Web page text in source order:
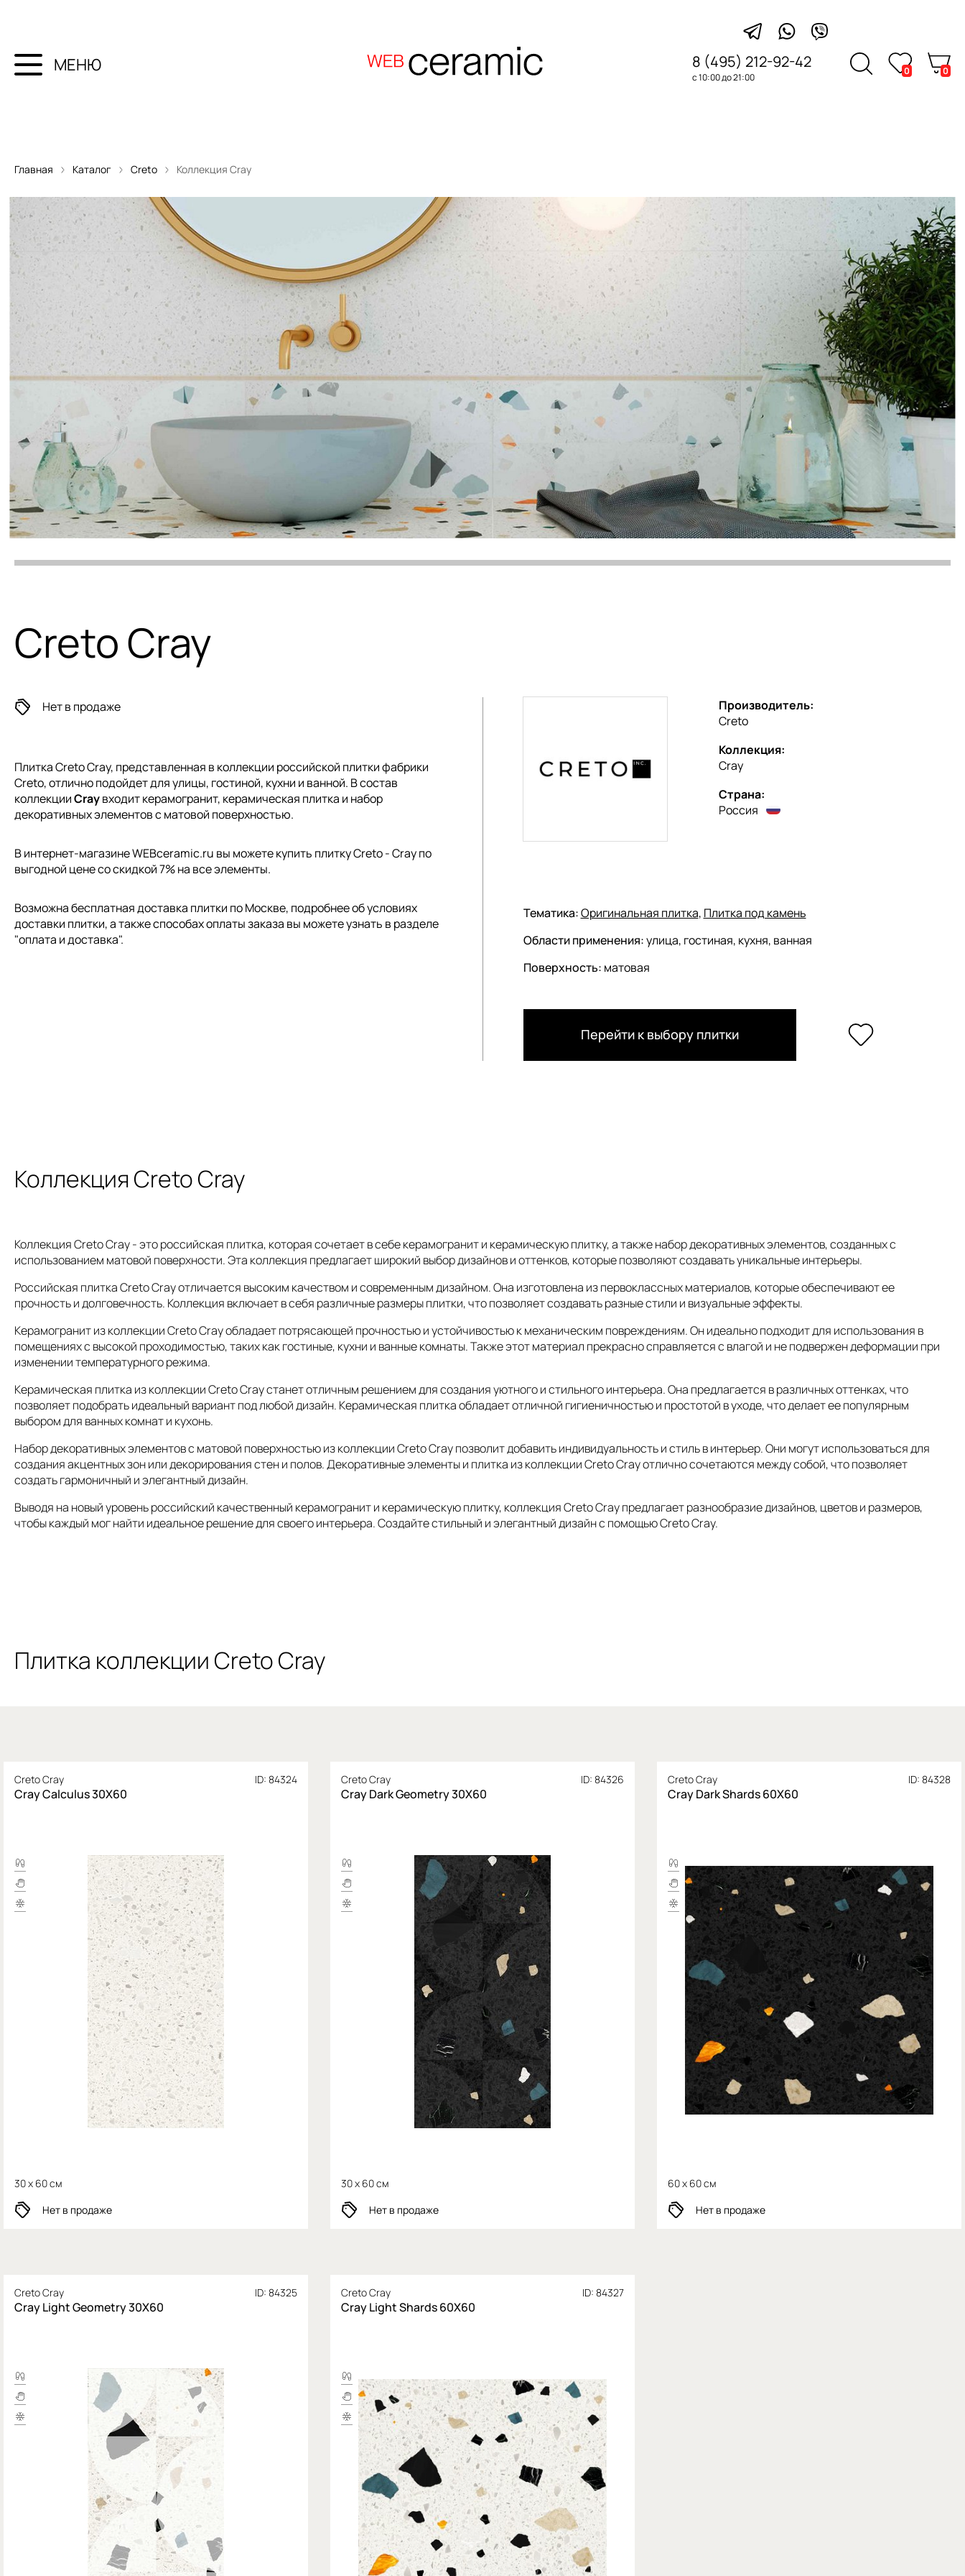
МЕНЮ 8 (495) 212-92-42
с 10:00 до 21:00
0 0
Главная Каталог Creto Коллекция Cray
Creto Cray
Нет в продаже
Плитка Creto Cray, представленная в коллекции российской плиткифабрики
Creto, отлично подойдет для улицы, гостиной, кухни и ванной. В состав
коллекцииCrayвходит керамогранит, керамическая плитка и набор
декоративных элементов с матовой поверхностью.
В интернет-магазине WEBceramic.ru вы можете купить плитку Creto - Cray по
выгодной цене со скидкой 7% на все элементы.
Возможна бесплатная доставка плитки по Москве, подробнее об условиях
доставки плитки, а также способах оплаты заказа вы можете узнать в разделе
"оплата и доставка".
Производитель:
Creto
Коллекция:
Cray
Страна:
Россия
Тематика:Оригинальная плитка, Плитка под камень
Области применения:улица, гостиная, кухня, ванная
Поверхность: матовая
Перейти к выбору плитки
Коллекция Creto Cray
Коллекция Creto Cray - это российская плитка, которая сочетает в себе керамогранит и керамическую плитку, а также набор декоративных элементов, созданных с
использованием матовой поверхности. Эта коллекция предлагает широкий выбор дизайнов и оттенков, которые позволяют создавать уникальные интерьеры.
Российская плитка Creto Cray отличается высоким качеством и современным дизайном. Она изготовлена из первоклассных материалов, которые обеспечивают ее
прочность и долговечность. Коллекция включает в себя различные размеры плитки, что позволяет создавать разные стили и визуальные эффекты.
Керамогранит из коллекции Creto Cray обладает потрясающей прочностью и устойчивостью к механическим повреждениям. Он идеально подходит для использования в
помещениях с высокой проходимостью, таких как гостиные, кухни и ванные комнаты. Также этот материал прекрасно справляется с влагой и не подвержен деформации при
изменении температурного режима.
Керамическая плитка из коллекции Creto Cray станет отличным решением для создания уютного и стильного интерьера. Она предлагается в различных оттенках, что
позволяет подобрать идеальный вариант под любой дизайн. Керамическая плитка обладает отличной гигиеничностью и простотой в уходе, что делает ее популярным
выбором для ванных комнат и кухонь.
Набор декоративных элементов с матовой поверхностью из коллекции Creto Cray позволит добавить индивидуальность и стиль в интерьер. Они могут использоваться для
создания акцентных зон или декорирования стен и полов. Декоративные элементы и плитка из коллекции Creto Cray отлично сочетаются между собой, что позволяет
создать гармоничный и элегантный дизайн.
Выводя на новый уровень российский качественный керамогранит и керамическую плитку, коллекция Creto Cray предлагает разнообразие дизайнов, цветов и размеров,
чтобы каждый мог найти идеальное решение для своего интерьера. Создайте стильный и элегантный дизайн с помощью Creto Cray.
Плитка коллекции Creto Cray
Creto Cray ID: 84324
Cray Calculus 30X60
30 x 60 см
Нет в продаже
Creto Cray ID: 84326
Cray Dark Geometry 30X60
30 x 60 см
Нет в продаже
Creto Cray ID: 84328
Cray Dark Shards 60X60
60 x 60 см
Нет в продаже
Creto Cray ID: 84325
Сray Light Geometry 30X60
Creto Cray ID: 84327
Сray Light Shards 60X60